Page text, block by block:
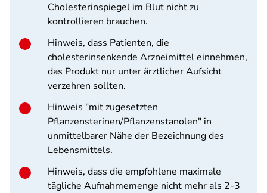
Cholesterinspiegel im Blut nicht zu
kontrollieren brauchen.
Hinweis, dass Patienten, die
cholesterinsenkende Arzneimittel einnehmen,
das Produkt nur unter ärztlicher Aufsicht
verzehren sollten.
Hinweis "mit zugesetzten
Pflanzensterinen/Pflanzenstanolen" in
unmittelbarer Nähe der Bezeichnung des
Lebensmittels.
Hinweis, dass die empfohlene maximale
tägliche Aufnahmemenge nicht mehr als 2-3